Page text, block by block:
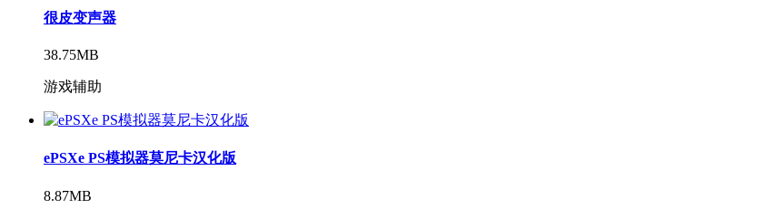
很皮变声器
38.75MB
游戏辅助
ePSXe PS模拟器莫尼卡汉化版
8.87MB